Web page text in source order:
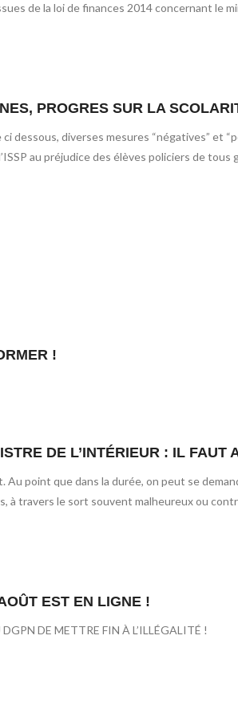
de la loi de finances 2014 concernant le
PROGRES SUR LA
dessous, diverses mesures “négatives” et
au préjudice des élèves policiers de
!
DE L’INTÉRIEUR : IL FAUT
point que dans la durée, on peut se
à travers le sort souvent malheureux ou
EST EN LIGNE !
DE METTRE FIN À L’ILLÉGALITÉ !